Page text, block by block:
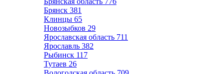
Брянск 381
Клинцы 65
Новозыбков 29
Ярославская область 711
Ярославль 382
Рыбинск 117
Тутаев 26